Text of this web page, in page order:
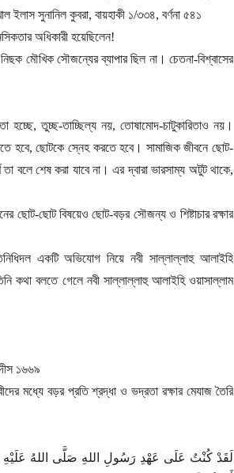
ইলাস সুনানিল কুবরা, বায়হাকী ১/৩৩৪, বর্ণনা ৫৪১
অধিকারী হয়েছিলেন!
মৌখিক সৌজন্যের ব্যাপার ছিল না। চেতনা-বিশ্বাসের
হচ্ছে,তুচ্ছ-তাচ্ছিল্য নয়, তোষামোদ-চাটুকারিতাও নয়।
হবে,ছোটকে স্নেহ করতে হবে। সামাজিক জীবনে ছোট-
বলে শেষ করা যাবে না। এর দ্বারা ভারসাম্য অটুট থাকে,
ছোট-ছোট বিষয়েও ছোট-বড়র সৌজন্য ও শিষ্টাচার রক্ষার
একটি অভিযোগ নিয়ে নবী সাল্লাল্লাহু আলাইহি
কথা বলতে গেলে নবী সাল্লাল্লাহু আলাইহি ওয়াসাল্লাম
১৬৬৯
মধ্যে বড়র প্রতি শ্রদ্ধা ও ভদ্রতা রক্ষার মেযাজ তৈরি
لَقَدْ كُنْتُ عَلَى عَهْدِ رَسُولِ اللهِ صَلَّى اللهُ عَلَيْهِ